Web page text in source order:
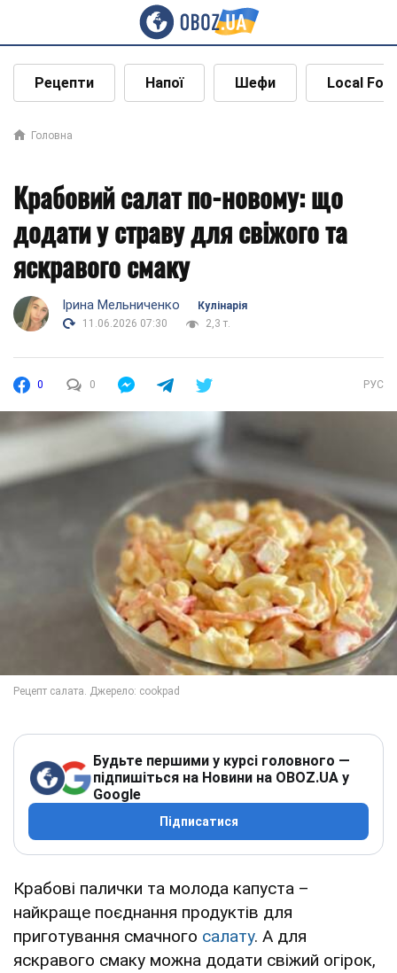
Рецепти Напої Шефи Local
Головна
Крабовий салат по-новому: що
додати у страву для свіжого та
яскравого смаку
Ірина Мельниченко
Кулінарія
11.06.2026 07:30
2,3 т.
0 0 РУС
Будьте першими у курсі головного —
підпишіться на Новини на OBOZ.UA у
Google
Підписатися
Крабові палички та молода капуста –
найкраще поєднання продуктів для
приготування смачного салату. А для
яскравого смаку можна додати свіжий огірок,